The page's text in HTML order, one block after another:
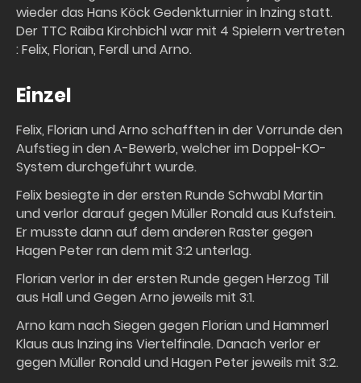
wieder das Hans Köck Gedenkturnier in Inzing statt.
Der TTC Raiba Kirchbichl war mit 4 Spielern vertreten
: Felix, Florian, Ferdl und Arno.
Einzel
Felix, Florian und Arno schafften in der Vorrunde den
Aufstieg in den A-Bewerb, welcher im Doppel-KO-
System durchgeführt wurde.
Felix besiegte in der ersten Runde Schwabl Martin
und verlor darauf gegen Müller Ronald aus Kufstein.
Er musste dann auf dem anderen Raster gegen
Hagen Peter ran dem mit 3:2 unterlag.
Florian verlor in der ersten Runde gegen Herzog Till
aus Hall und Gegen Arno jeweils mit 3:1.
Arno kam nach Siegen gegen Florian und Hammerl
Klaus aus Inzing ins Viertelfinale. Danach verlor er
gegen Müller Ronald und Hagen Peter jeweils mit 3:2.